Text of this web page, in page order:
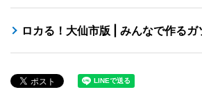
ロカる！大仙市版 | みんなで作るガ